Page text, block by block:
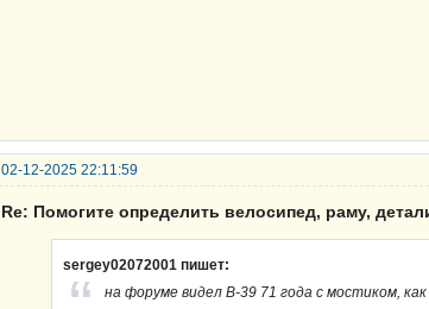
02-12-2025 22:11:59
Re: Помогите определить велосипед, раму,
sergey02072001 пишет:
на форуме видел В-39 71 года с мостиком, как